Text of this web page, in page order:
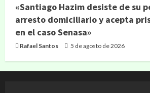
«Santiago Hazim desiste de su
arresto domiciliario y acepta
en el caso Senasa»
Rafael Santos 5 de agosto de 2026